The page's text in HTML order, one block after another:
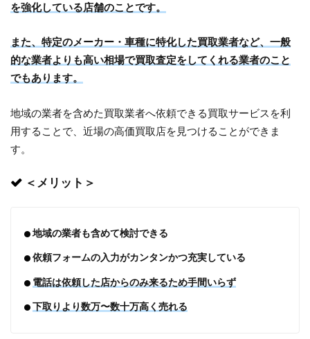
を強化している店舗のことです。
また、特定のメーカー・車種に特化した買取業者など、一般
的な業者よりも高い相場で買取査定をしてくれる業者のこと
でもあります。
地域の業者を含めた買取業者へ依頼できる買取サービスを利
用することで、近場の高価買取店を見つけることができま
す。
＜メリット＞
地域の業者も含めて検討できる
依頼フォームの入力がカンタンかつ充実している
電話は依頼した店からのみ来るため手間いらず
下取りより数万〜数十万高く売れる